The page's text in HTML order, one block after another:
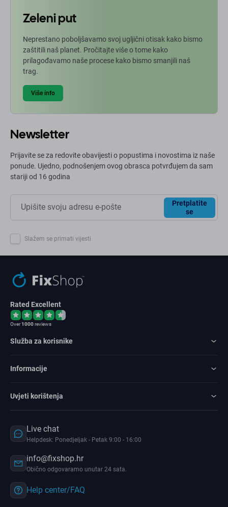
Zeleni put
Neprestano poboljšavamo svoj ugljični otisak kako bismo
zaštitili naš planet. Pročitajte više o tome kako
prilagođavamo naše procese kako bismo smanjili naš
trag.
Više info
Newsletter
Prijavite se za redovite obavijesti o popustima i novostima iz naše
ponude. Ujedno, podnošenjem ovog obrasca potvrđujem da sam
stariji od 16 godina
Pretplatite
se
Slažem se primati vijesti
Rated Excellent
Over1000reviews
Služba za korisnike
Informacije
Uvjeti korištenja
Live chat
Helpdesk: Ponedjeljak - Petak 9:00 - 16:00
info@fixshop.hr
Obično odgovaramo unutar 24 sata.
Help center/FAQ